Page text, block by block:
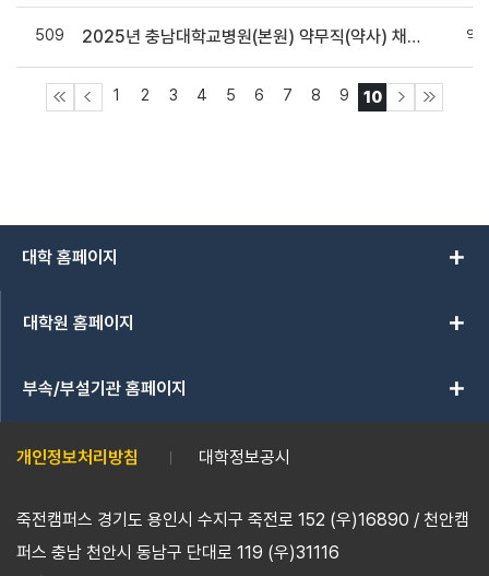
509 2025년 충남대학교병원(본원) 약무직(약사) 채용 공고 약
1 2 3 4 5 6 7 8 9 10
대학 홈페이지 add
대학원 홈페이지 add
부속/부설기관 홈페이지 add
개인정보처리방침 대학정보공시
죽전캠퍼스 경기도 용인시 수지구 죽전로 152 (우)16890 / 천안캠
퍼스 충남 천안시 동남구 단대로 119 (우)31116